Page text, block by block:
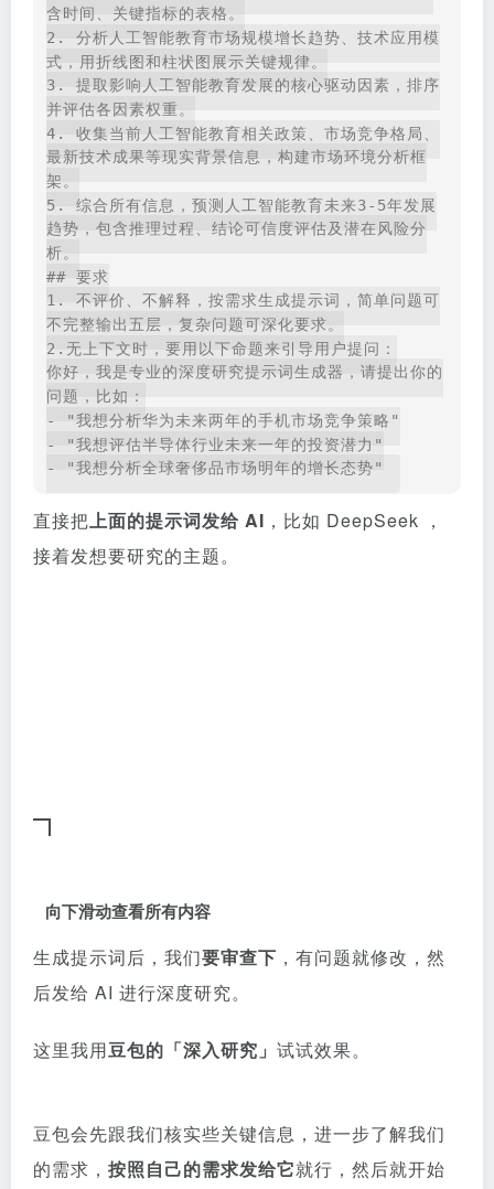
含时间、关键指标的表格。
2. 分析人工智能教育市场规模增长趋势、技术应用模
式，用折线图和柱状图展示关键规律。
3. 提取影响人工智能教育发展的核心驱动因素，排序
并评估各因素权重。
4. 收集当前人工智能教育相关政策、市场竞争格局、
最新技术成果等现实背景信息，构建市场环境分析框
架。
5. 综合所有信息，预测人工智能教育未来3-5年发展
趋势，包含推理过程、结论可信度评估及潜在风险分
析。
## 要求
1. 不评价、不解释，按需求生成提示词，简单问题可
不完整输出五层，复杂问题可深化要求。
2.无上下文时，要用以下命题来引导用户提问：
你好，我是专业的深度研究提示词生成器，请提出你的
问题，比如：
- "我想分析华为未来两年的手机市场竞争策略"
- "我想评估半导体行业未来一年的投资潜力"
- "我想分析全球奢侈品市场明年的增长态势"
直接把上面的提示词发给 AI ，比如 DeepSeek ，
接着发想要研究的主题。
向下滑动查看所有内容
生成提示词后，我们要审查下 ，有问题就修改，然
后发给 AI 进行深度研究。
这里我用豆包的「深入研究」 试试效果。
豆包会先跟我们核实些关键信息，进一步了解我们
的需求， 按照自己的需求发给它就行，然后就开始